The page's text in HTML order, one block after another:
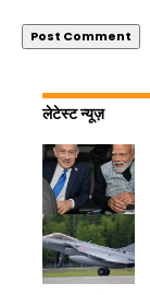
लेटेस्ट न्यूज़